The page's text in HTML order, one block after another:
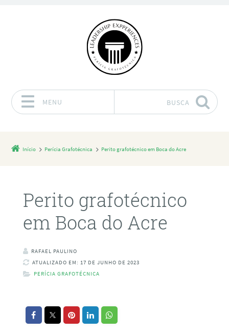
MENU BUSCA
Início Perícia Grafotécnica Perito grafotécnico em Boca do Acre
Perito grafotécnico
em Boca do Acre
RAFAEL PAULINO
ATUALIZADO EM: 17 DE JUNHO DE 2023
PERÍCIA GRAFOTÉCNICA